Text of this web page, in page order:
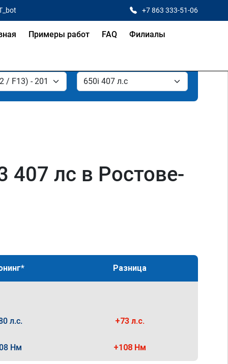
+7 863 333-51-06
Примеры работ FAQ Филиалы
407 лс в Ростове-
Разница
л.с. +73 л.с.
Нм +108 Нм